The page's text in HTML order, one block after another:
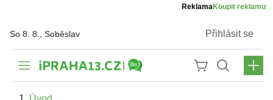
ReklamaKoupit reklamu
So 8. 8., Soběslav Přihlásit se